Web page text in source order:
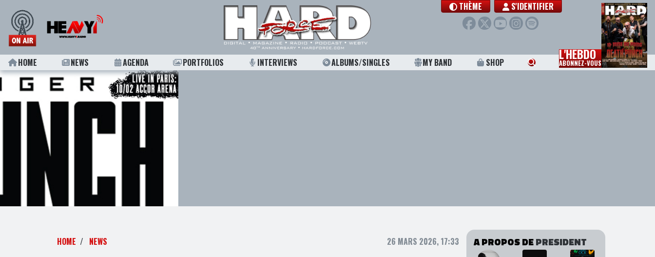
THÈME S'IDENTIFIER
HOME NEWS AGENDA PORTFOLIOS INTERVIEWS ALBUMS/SINGLES MY BAND SHOP L'HEBDO
ABONNEZ-VOUS
HOME NEWS 26 MARS 2026, 17:33 A PROPOS DEPRESIDENT